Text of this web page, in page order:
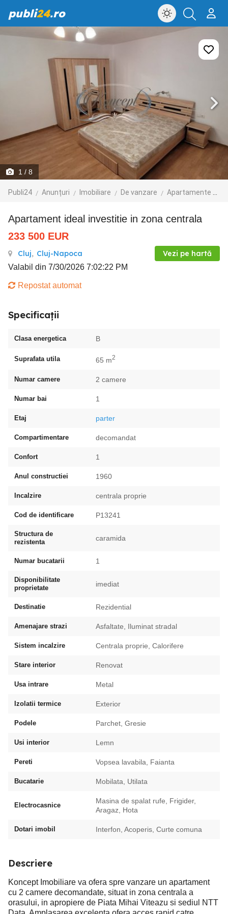
publi24.ro
1 / 8
Publi24 Anunțuri Imobiliare De vanzare Apartamente de vanzare
Apartament ideal investitie in zona centrala
233 500 EUR
Cluj, Cluj-Napoca Vezi pe hartă
Valabil din 7/30/2026 7:02:22 PM
Repostat automat
Specificații
Clasa energetica B
Suprafata utila 65 m2
Numar camere 2 camere
Numar bai 1
Etaj parter
Compartimentare decomandat
Confort 1
Anul constructiei 1960
Incalzire centrala proprie
Cod de identificare P13241
Structura de
rezistenta
caramida
Numar bucatarii 1
Disponibilitate
proprietate
imediat
Destinatie Rezidential
Amenajare strazi Asfaltate, Iluminat stradal
Sistem incalzire Centrala proprie, Calorifere
Stare interior Renovat
Usa intrare Metal
Izolatii termice Exterior
Podele Parchet, Gresie
Usi interior Lemn
Pereti Vopsea lavabila, Faianta
Bucatarie Mobilata, Utilata
Electrocasnice
Masina de spalat rufe, Frigider,
Aragaz, Hota
Dotari imobil Interfon, Acoperis, Curte comuna
Descriere
Koncept Imobiliare va ofera spre vanzare un apartament
cu 2 camere decomandate, situat in zona centrala a
orasului, in apropiere de Piata Mihai Viteazu si sediul NTT